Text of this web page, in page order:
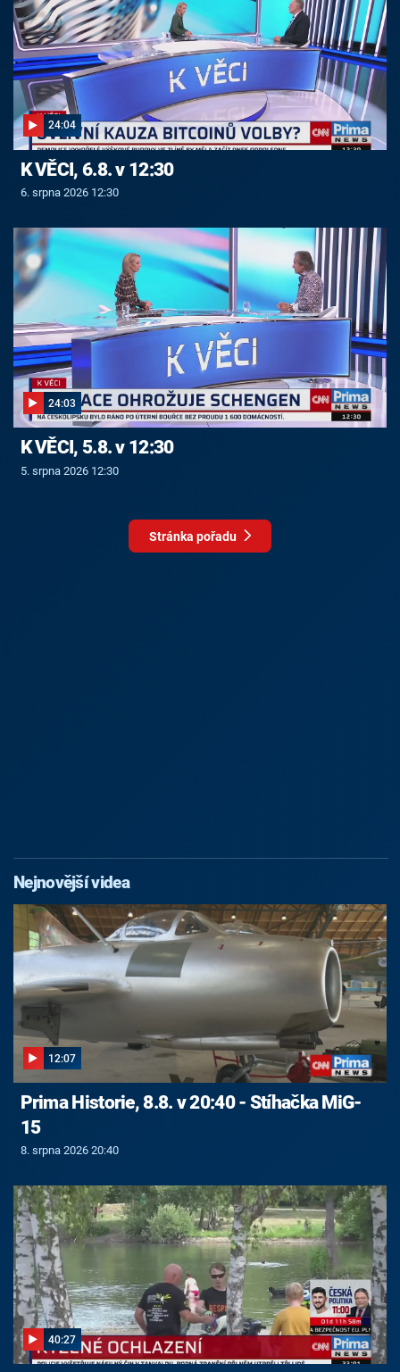
24:04
K VĚCI, 6.8. v 12:30
6. srpna 2026 12:30
24:03
K VĚCI, 5.8. v 12:30
5. srpna 2026 12:30
Stránka pořadu
Nejnovější videa
12:07
Prima Historie, 8.8. v 20:40 - Stíhačka MiG-
15
8. srpna 2026 20:40
40:27